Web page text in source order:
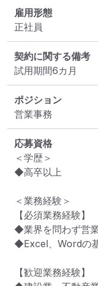
雇用形態
正社員
契約に関する備考
試用期間6カ月
ポジション
営業事務
応募資格
＜学歴＞
◆高卒以上
＜業務経験＞
【必須業務経験】
◆業界を問わず営
◆Excel、Wordの
【歓迎業務経験】